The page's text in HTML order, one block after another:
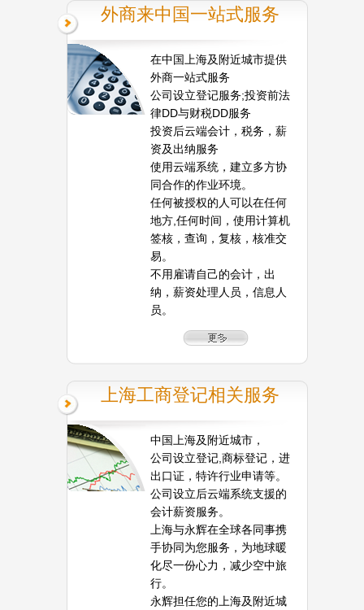
外商来中国一站式服务
在中国上海及附近城市提供
外商一站式服务
公司设立登记服务;投资前法
律DD与财税DD服务
投资后云端会计，税务，薪
资及出纳服务
使用云端系统，建立多方协
同合作的作业环境。
任何被授权的人可以在任何
地方,任何时间，使用计算机
签核，查询，复核，核准交
易。
不用雇请自己的会计，出
纳，薪资处理人员，信息人
员。
上海工商登记相关服务
中国上海及附近城市，
公司设立登记,商标登记，进
出口证，特许行业申请等。
公司设立后云端系统支援的
会计薪资服务。
上海与永辉在全球各同事携
手协同为您服务，为地球暖
化尽一份心力，减少空中旅
行。
永辉担任您的上海及附近城